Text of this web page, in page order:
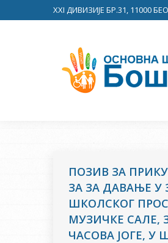
XXI ДИВИЗИЈЕ БР.31, 11000
ПОЗИВ ЗА
ЗА ЗА ДАВАЊЕ У
ШКОЛСКОГ
МУЗИЧКЕ САЛЕ,
ЧАСОВА ЈОГЕ, У